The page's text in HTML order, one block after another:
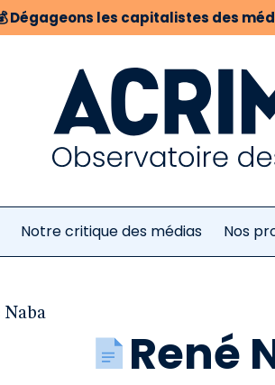
Dégageons les capitalistes des
Notre critique des médias Nos
Naba
René